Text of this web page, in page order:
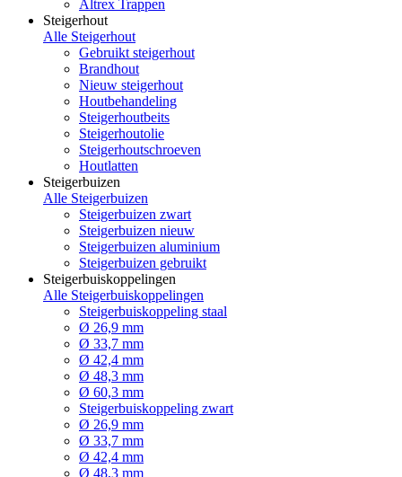
Altrex Trappen
Steigerhout
Alle Steigerhout
Gebruikt steigerhout
Brandhout
Nieuw steigerhout
Houtbehandeling
Steigerhoutbeits
Steigerhoutolie
Steigerhoutschroeven
Houtlatten
Steigerbuizen
Alle Steigerbuizen
Steigerbuizen zwart
Steigerbuizen nieuw
Steigerbuizen aluminium
Steigerbuizen gebruikt
Steigerbuiskoppelingen
Alle Steigerbuiskoppelingen
Steigerbuiskoppeling staal
Ø 26,9 mm
Ø 33,7 mm
Ø 42,4 mm
Ø 48,3 mm
Ø 60,3 mm
Steigerbuiskoppeling zwart
Ø 26,9 mm
Ø 33,7 mm
Ø 42,4 mm
Ø 48,3 mm